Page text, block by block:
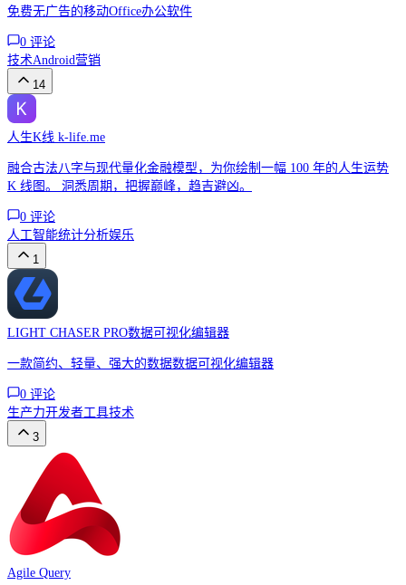
免费无广告的移动Office办公软件
0 评论
技术Android营销
14
人生K线 k-life.me
融合古法八字与现代量化金融模型，为你绘制一幅 100 年的人生运势
K 线图。 洞悉周期，把握巅峰，趋吉避凶。
0 评论
人工智能统计分析娱乐
1
LIGHT CHASER PRO数据可视化编辑器
一款简约、轻量、强大的数据数据可视化编辑器
0 评论
生产力开发者工具技术
3
Agile Query